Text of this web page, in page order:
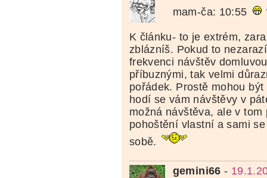
mam-ča: 10:55
K článku- to je extrém,
zblázníš. Pokud to
frekvenci návštěv
příbuznými, tak velmi
pořádek. Prostě mohou
hodí se vám návštěvy v
možná návštěva, ale v
pohoštění vlastní a sami
sobě.
gemini66 -